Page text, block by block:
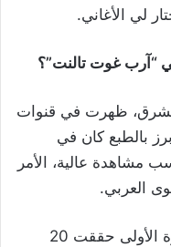
لي الأغاني.
“آرب غوت تالنت”؟
الشرق، ظهرت في قنوات
بالطبع كان في
مشاهدة عالية، الأمر
العربي.
وأتذكر أن إطلالتي في البرنامج للمرة الأولى حققت 20